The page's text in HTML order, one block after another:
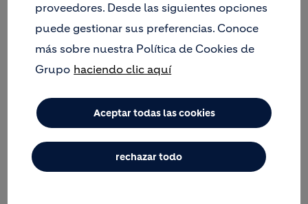
El resultado de la restauración de la gravera del
Charco del Tamujo es espectacular. El paisaje
obtenido después de años de trabajo muestra una
sucesión de zonas húmedas protegidas por la
vegetación palustre (eneas, carrizos y juncos) y
rodeadas por plantaciones en las que se combinan
especies de árboles y arbustos típicos del bosque
mediterráneo.
Especies como la nutria, el pato colorado, el porrón
común, el rascón, los abejarucos, el carricero tordal
proveedores. Desde las siguientes opciones
puede gestionar sus preferencias. Conoce
más sobre nuestra Política de Cookies de
Grupo haciendo clic aquí
Aceptar todas las cookies
rechazar todo